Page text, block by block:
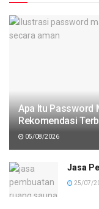
Apa Itu Password
Rekomendasi
05/08/2026
Jasa
25/07/